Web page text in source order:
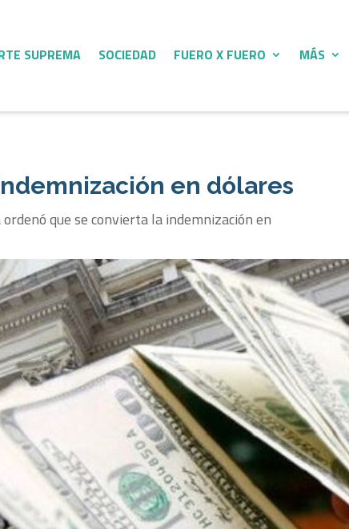
SUPREMA SOCIEDAD FUERO X FUERO MÁS
en dólares
que se convierta la indemnización en